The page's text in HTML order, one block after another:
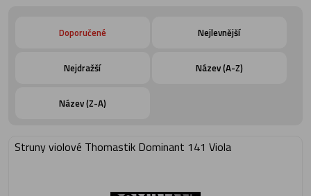
Doporučené Nejlevnější
Nejdražší Název (A-Z)
Název (Z-A)
Struny violové Thomastik Dominant 141 Viola